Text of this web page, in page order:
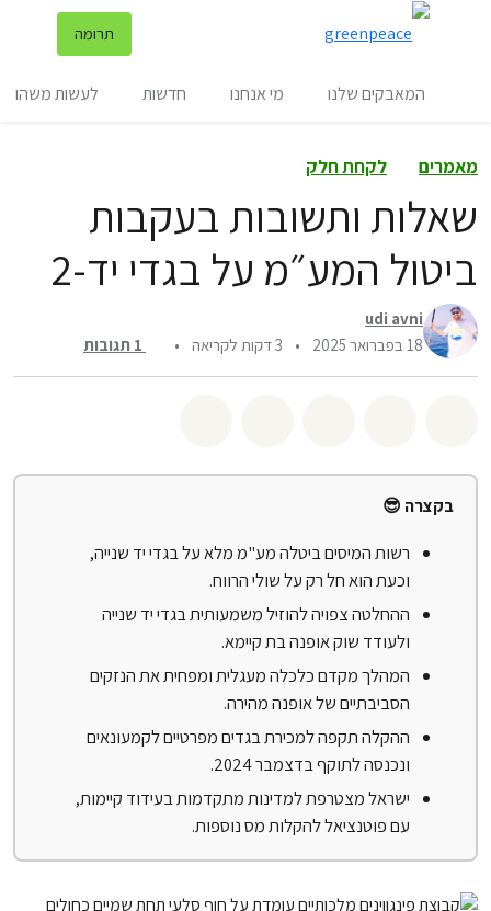
תרומה
המאבקים שלנו מי אנחנו חדשות לעשות משהו
מאמרים לקחת חלק
שאלות ותשובות בעקבות
ביטול המע״מ על בגדי יד-2
udi avni
18 בפברואר 2025
• 3 דקות לקריאה •
1 תגובות
בקצרה 😎
רשות המיסים ביטלה מע"מ מלא על בגדי יד שנייה,
וכעת הוא חל רק על שולי הרווח.
ההחלטה צפויה להוזיל משמעותית בגדי יד שנייה
ולעודד שוק אופנה בת קיימא.
המהלך מקדם כלכלה מעגלית ומפחית את הנזקים
הסביבתיים של אופנה מהירה.
ההקלה תקפה למכירת בגדים מפרטיים לקמעונאים
ונכנסה לתוקף בדצמבר 2024.
ישראל מצטרפת למדינות מתקדמות בעידוד קיימות,
עם פוטנציאל להקלות מס נוספות.